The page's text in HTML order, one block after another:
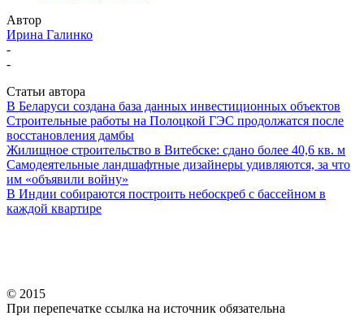
Автор
Ирина Галинко
-
-
Статьи автора
В Беларуси создана база данных инвестиционных объектов
Строительные работы на Полоцкой ГЭС продолжатся после
восстановления дамбы
Жилищное строительство в Витебске: сдано более 40,6 кв. м
Самодеятельные ландшафтные дизайнеры удивляются, за что
им «объявили войну»
В Индии собираются построить небоскреб с бассейном в
каждой квартире
© 2015
При перепечатке ссылка на источник обязательна